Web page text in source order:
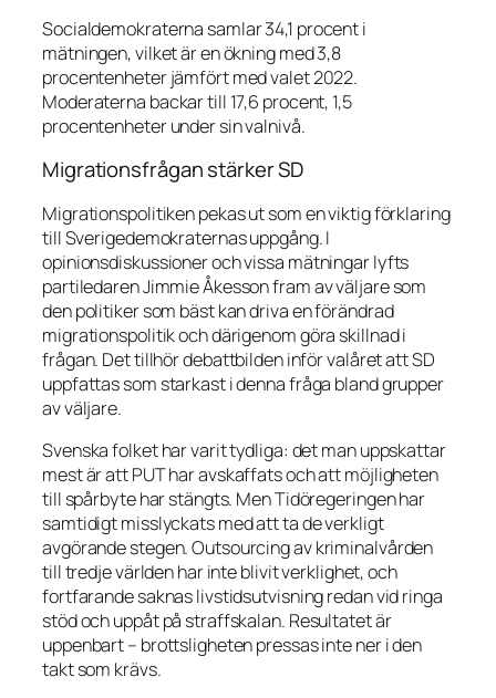
Socialdemokraterna samlar 34,1 procent i
mätningen, vilket är en ökning med 3,8
procentenheter jämfört med valet 2022.
Moderaterna backar till 17,6 procent, 1,5
procentenheter under sin valnivå.
Migrationsfrågan stärker SD
Migrationspolitiken pekas ut som en viktig förklaring
till Sverigedemokraternas uppgång. I
opinionsdiskussioner och vissa mätningar lyfts
partiledaren Jimmie Åkesson fram av väljare som
den politiker som bäst kan driva en förändrad
migrationspolitik och därigenom göra skillnad i
frågan. Det tillhör debattbilden inför valåret att SD
uppfattas som starkast i denna fråga bland grupper
av väljare.
Svenska folket har varit tydliga: det man uppskattar
mest är att PUT har avskaffats och att möjligheten
till spårbyte har stängts. Men Tidöregeringen har
samtidigt misslyckats med att ta de verkligt
avgörande stegen. Outsourcing av kriminalvården
till tredje världen har inte blivit verklighet, och
fortfarande saknas livstidsutvisning redan vid ringa
stöd och uppåt på straffskalan. Resultatet är
uppenbart – brottsligheten pressas inte ner i den
takt som krävs.